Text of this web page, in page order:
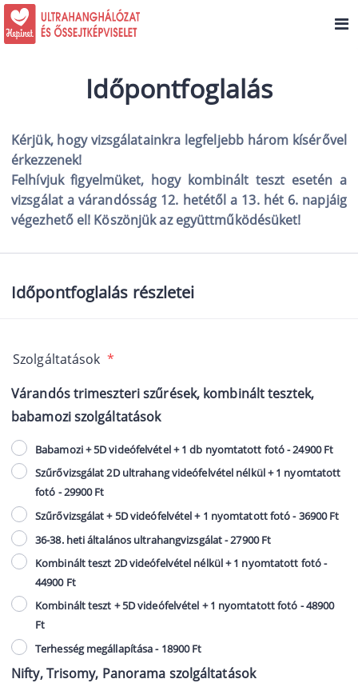
Időpontfoglalás
Kérjük, hogy vizsgálatainkra legfeljebb három kísérővel
érkezzenek!
Felhívjuk figyelmüket, hogy kombinált teszt esetén a
vizsgálat a várandósság 12. hetétől a 13. hét 6. napjáig
végezhető el! Köszönjük az együttműködésüket!
Időpontfoglalás részletei
Szolgáltatások *
Várandós trimeszteri szűrések, kombinált tesztek,
babamozi szolgáltatások
Babamozi + 5D videófelvétel + 1 db nyomtatott fotó - 24900 Ft
Szűrővizsgálat 2D ultrahang videófelvétel nélkül + 1 nyomtatott
fotó - 29900 Ft
Szűrővizsgálat + 5D videófelvétel + 1 nyomtatott fotó - 36900 Ft
36-38. heti általános ultrahangvizsgálat - 27900 Ft
Kombinált teszt 2D videófelvétel nélkül + 1 nyomtatott fotó -
44900 Ft
Kombinált teszt + 5D videófelvétel + 1 nyomtatott fotó - 48900
Ft
Terhesség megállapítása - 18900 Ft
Nifty, Trisomy, Panorama szolgáltatások